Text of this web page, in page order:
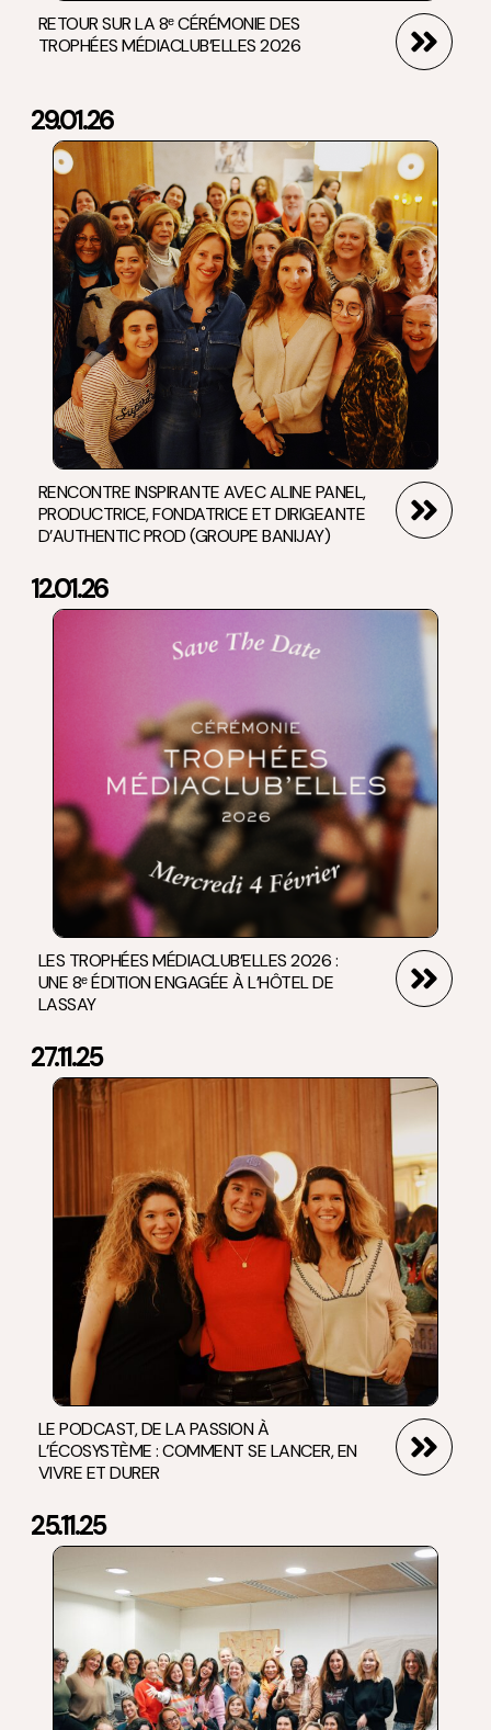
RETOUR SUR LA 8ᵉ CÉRÉMONIE DES
TROPHÉES MÉDIACLUB’ELLES 2026
29.01.26
RENCONTRE INSPIRANTE AVEC ALINE PANEL,
PRODUCTRICE, FONDATRICE ET DIRIGEANTE
D’AUTHENTIC PROD (GROUPE BANIJAY)
12.01.26
LES TROPHÉES MÉDIACLUB’ELLES 2026 :
UNE 8ᵉ ÉDITION ENGAGÉE À L’HÔTEL DE
LASSAY
27.11.25
LE PODCAST, DE LA PASSION À
L’ÉCOSYSTÈME : COMMENT SE LANCER, EN
VIVRE ET DURER
25.11.25